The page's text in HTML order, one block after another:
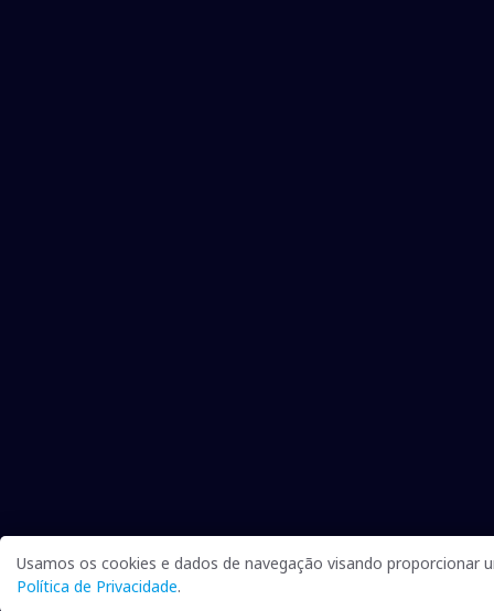
Usamos os cookies e dados de navegação visando
Política de Privacidade.